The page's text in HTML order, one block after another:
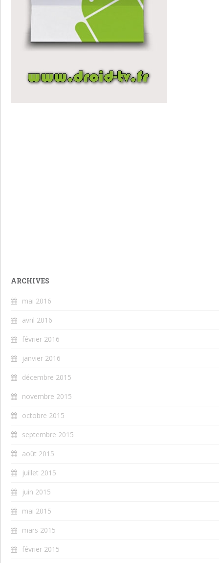
ARCHIVES
mai 2016
avril 2016
février 2016
janvier 2016
décembre 2015
novembre 2015
octobre 2015
septembre 2015
août 2015
juillet 2015
juin 2015
mai 2015
mars 2015
février 2015